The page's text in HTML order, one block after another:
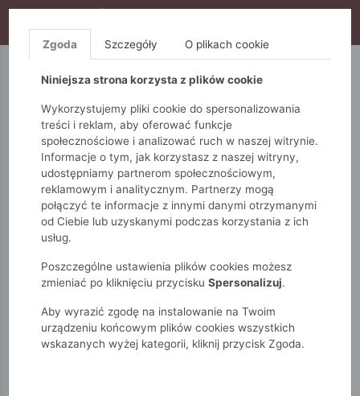
S10), DODATKOWE 15% ZA 3SZT (KOD: S15)
5.10.15. QUIOSQUE
Monnari Regulamin zakupów w sklepie internetowym
REGULAMIN ZAKUPÓW W
SKLEPIE INTERNETOWYM
Zgoda Szczegóły O plikach cookie
Niniejsza strona korzysta z plików cookie
Wykorzystujemy pliki cookie do spersonalizowania
treści i reklam, aby oferować funkcje
społecznościowe i analizować ruch w naszej witrynie.
Informacje o tym, jak korzystasz z naszej witryny,
udostępniamy partnerom społecznościowym,
reklamowym i analitycznym. Partnerzy mogą
połączyć te informacje z innymi danymi otrzymanymi
od Ciebie lub uzyskanymi podczas korzystania z ich
usług.
Poszczególne ustawienia plików cookies możesz
zmieniać po kliknięciu przycisku Spersonalizuj.
Aby wyrazić zgodę na instalowanie na Twoim
urządzeniu końcowym plików cookies wszystkich
wskazanych wyżej kategorii, kliknij przycisk Zgoda.